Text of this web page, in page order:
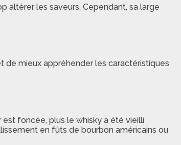
altérer les saveurs. Cependant, sa large
de mieux appréhender les caractéristiques
foncée, plus le whisky a été vieilli
en fûts de bourbon américains ou